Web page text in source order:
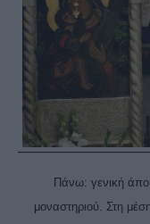
Πάνω: γενική
μοναστηριού. Στη